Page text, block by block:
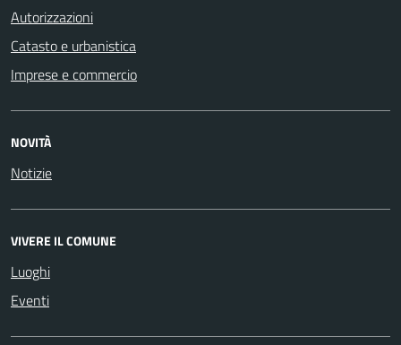
Autorizzazioni
Catasto e urbanistica
Imprese e commercio
NOVITÀ
Notizie
VIVERE IL COMUNE
Luoghi
Eventi